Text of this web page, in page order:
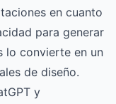
en cuanto
para generar
lo convierte en un
de diseño.
y